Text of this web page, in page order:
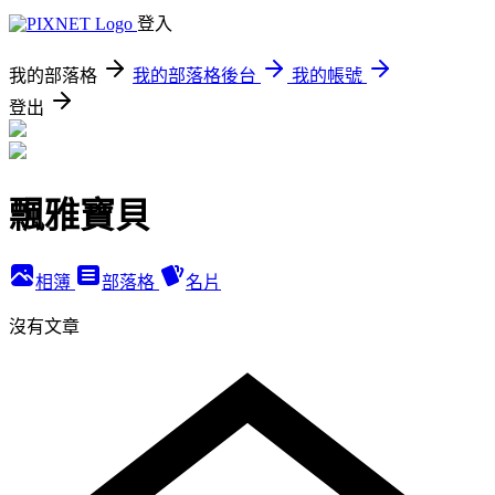
登入
我的部落格 我的部落格後台
我的帳號
登出
飄雅寶貝
相簿 部落格 名片
沒有文章